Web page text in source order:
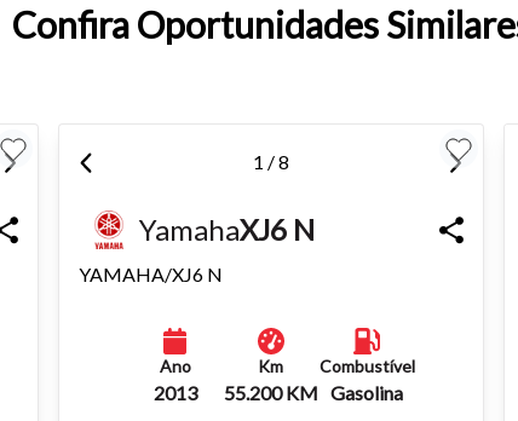
do texto
ou diminuir a fonte em nosso site, utilize os atalhos
e Ctrl- (para diminuir) no seu teclado.
Confira Oportunidades
1 / 8
YamahaXJ6 N
YAMAHA/XJ6 N
Ano
2013
Km
55.200 KM
Combustível
Gasolina